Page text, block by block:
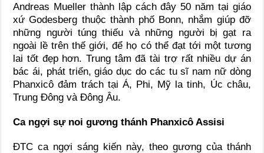
Andreas Mueller thành lập cách đây 50 năm tại giáo
xứ Godesberg thuộc thành phố Bonn, nhắm giúp đỡ
những người túng thiếu và những người bị gạt ra
ngoài lề trên thế giới, để họ có thể đạt tới một tương
lai tốt đẹp hơn. Trung tâm đã tài trợ rất nhiều dự án
bác ái, phát triển, giáo dục do các tu sĩ nam nữ dòng
Phanxicô đảm trách tại Á, Phi, Mỹ la tinh, Úc châu,
Trung Đông và Đông Âu.
Ca ngợi sự noi gương thánh Phanxicô Assisi
ĐTC ca ngợi sáng kiến này, theo gương của thánh